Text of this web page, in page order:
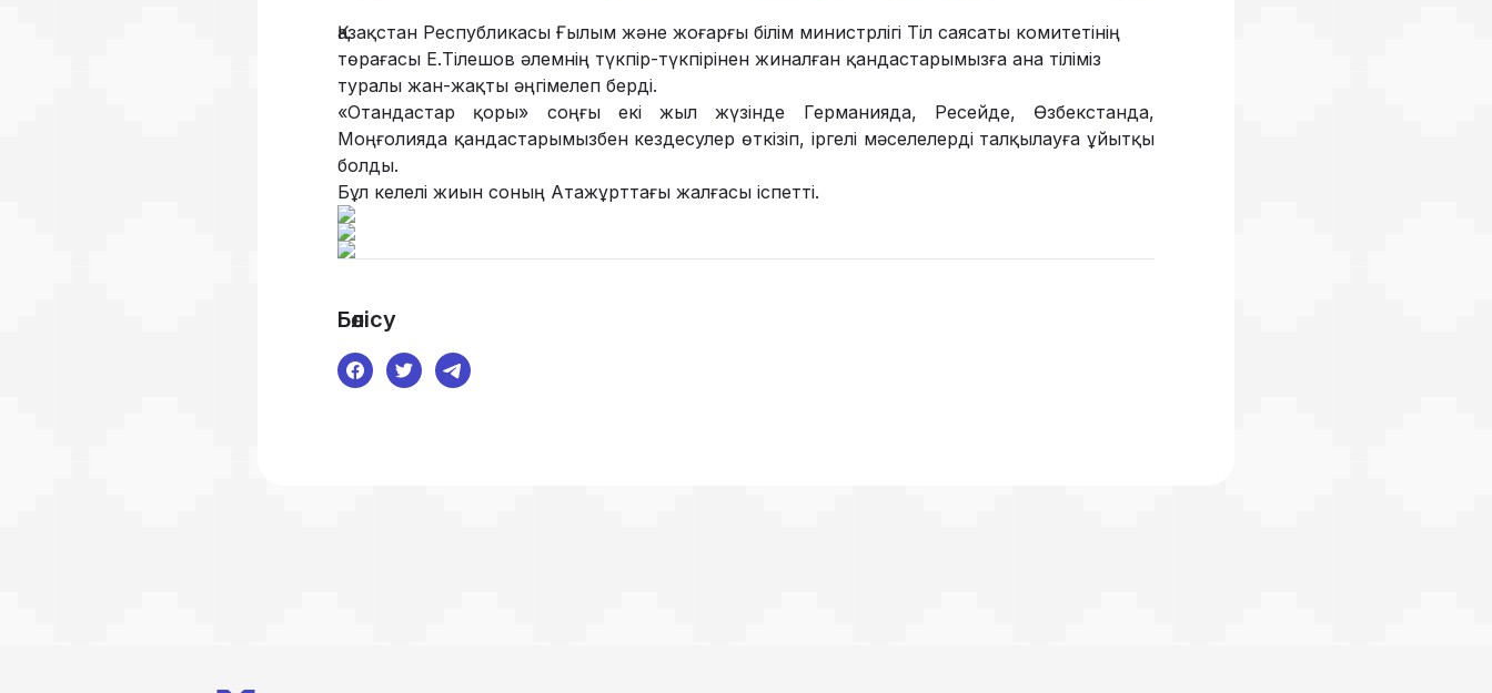
Қазақстан Республикасы Ғылым және жоғарғы білім министрлігі Тіл саясаты комитетінің
төрағасы Е.Тілешов әлемнің түкпір-түкпірінен жиналған қандастарымызға ана тіліміз
туралы жан-жақты әңгімелеп берді.
«Отандастар қоры» соңғы екі жыл жүзінде Германияда, Ресейде, Өзбекстанда,
Моңғолияда қандастарымызбен кездесулер өткізіп, іргелі мәселелерді талқылауға ұйытқы
болды.
Бұл келелі жиын соның Атажұрттағы жалғасы іспетті.
Бөлісу